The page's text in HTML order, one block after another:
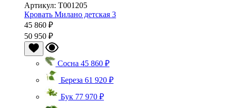
Артикул: Т001205
Кровать Милано детская 3
45 860 ₽
50 950 ₽
Сосна 45 860 ₽
Береза 61 920 ₽
Бук 77 970 ₽